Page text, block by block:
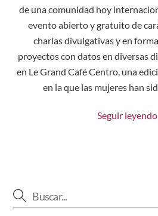
de una comunidad hoy
evento abierto y gratuito de
charlas divulgativas y en
proyectos con datos en diversas
en Le Grand Café Centro, una
en la que las mujeres han
Seguir leyendo